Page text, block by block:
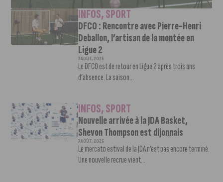
INFOS,SPORT
DFCO : Rencontre avec Pierre-Henri
Deballon, l’artisan de la montée en
Ligue 2
7 AOÛT, 2026
Le DFCO est de retour en Ligue 2 après trois ans
d’absence. La saison...
INFOS,SPORT
Nouvelle arrivée à la JDA Basket,
Shevon Thompson est dijonnais
7 AOÛT, 2026
Le mercato estival de la JDA n’est pas encore terminé.
Une nouvelle recrue vient...